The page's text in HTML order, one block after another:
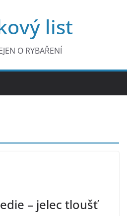
list
O RYBAŘENÍ
– jelec tloušť